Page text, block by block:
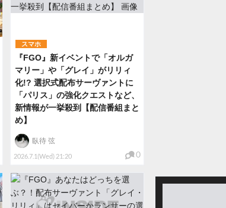
スマホ
『FGO』新イベントで「オルガ
マリー」や「グレイ」がリリィ
化!? 選択式配布サーヴァントに
「パリス」の強化クエストなど、
新情報が一挙殺到【配信番組まと
め】
2026.7.1(Wed) 21:20
臥待 弦
0